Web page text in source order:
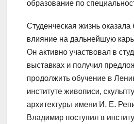
образование по
Студенческая жизнь
влияние на дальнейшую
Он активно участвовал в
выставках и получил
продолжить обучение в
институте живописи,
архитектуры имени И. Е.
Владимир поступил в